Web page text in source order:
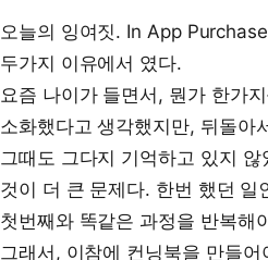
오늘의 잉여짓. In App
두가지 이유에서 였다.
요즘 나이가 들면서, 뭔가 한가
소화했다고 생각했지만, 뒤돌아
그때도 그다지 기억하고 있지
것이 더 큰 문제다. 한번 했던
첫번째와 똑같은 과정을 반복해
그래서, 이참에 컨닝북을 만들